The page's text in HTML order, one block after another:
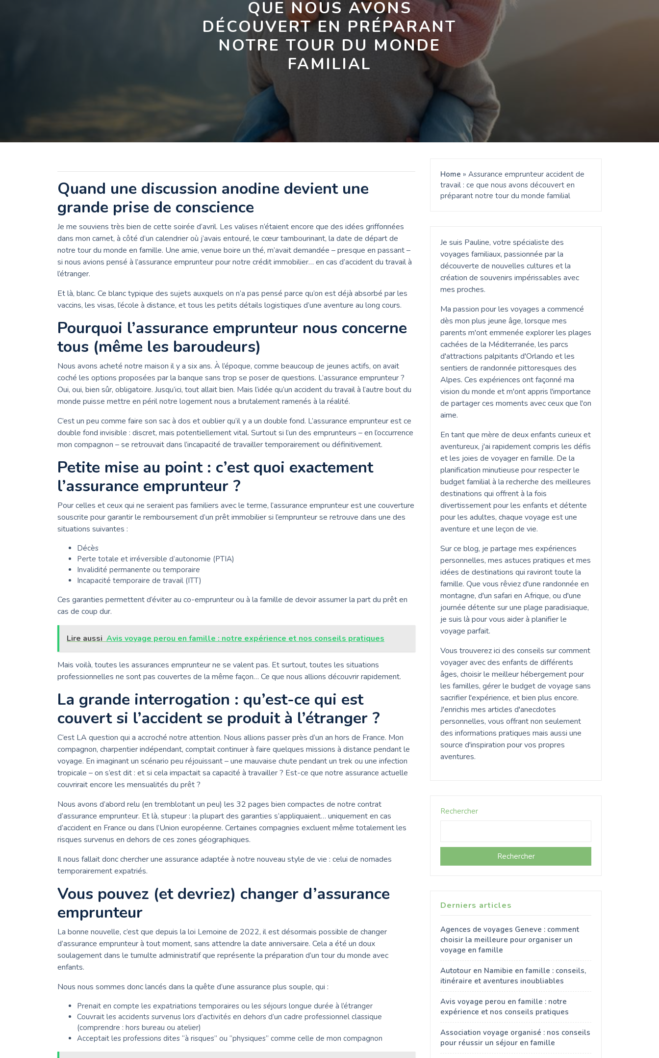
QUE NOUS AVONS
DÉCOUVERT EN PRÉPARANT
NOTRE TOUR DU MONDE
FAMILIAL
Quand une discussion anodine devient une
grande prise de conscience
Je me souviens très bien de cette soirée d’avril. Les valises n’étaient encore que des idées griffonnées
dans mon carnet, à côté d’un calendrier où j’avais entouré, le cœur tambourinant, la date de départ de
notre tour du monde en famille. Une amie, venue boire un thé, m’avait demandée – presque en passant –
si nous avions pensé à l’assurance emprunteur pour notre crédit immobilier… en cas d’accident du travail à
l’étranger.
Et là, blanc. Ce blanc typique des sujets auxquels on n’a pas pensé parce qu’on est déjà absorbé par les
vaccins, les visas, l’école à distance, et tous les petits détails logistiques d’une aventure au long cours.
Pourquoi l’assurance emprunteur nous concerne
tous (même les baroudeurs)
Nous avons acheté notre maison il y a six ans. À l’époque, comme beaucoup de jeunes actifs, on avait
coché les options proposées par la banque sans trop se poser de questions. L’assurance emprunteur ?
Oui, oui, bien sûr, obligatoire. Jusqu’ici, tout allait bien. Mais l’idée qu’un accident du travail à l’autre bout du
monde puisse mettre en péril notre logement nous a brutalement ramenés à la réalité.
C’est un peu comme faire son sac à dos et oublier qu’il y a un double fond. L’assurance emprunteur est ce
double fond invisible : discret, mais potentiellement vital. Surtout si l’un des emprunteurs – en l’occurrence
mon compagnon – se retrouvait dans l’incapacité de travailler temporairement ou définitivement.
Petite mise au point : c’est quoi exactement
l’assurance emprunteur ?
Pour celles et ceux qui ne seraient pas familiers avec le terme, l’assurance emprunteur est une couverture
souscrite pour garantir le remboursement d’un prêt immobilier si l’emprunteur se retrouve dans une des
situations suivantes :
Décès
Perte totale et irréversible d’autonomie (PTIA)
Invalidité permanente ou temporaire
Incapacité temporaire de travail (ITT)
Ces garanties permettent d’éviter au co-emprunteur ou à la famille de devoir assumer la part du prêt en
cas de coup dur.
Lire aussi Avis voyage perou en famille : notre expérience et nos conseils pratiques
Mais voilà, toutes les assurances emprunteur ne se valent pas. Et surtout, toutes les situations
professionnelles ne sont pas couvertes de la même façon… Ce que nous allions découvrir rapidement.
La grande interrogation : qu’est-ce qui est
couvert si l’accident se produit à l’étranger ?
C’est LA question qui a accroché notre attention. Nous allions passer près d’un an hors de France. Mon
compagnon, charpentier indépendant, comptait continuer à faire quelques missions à distance pendant le
voyage. En imaginant un scénario peu réjouissant – une mauvaise chute pendant un trek ou une infection
tropicale – on s’est dit : et si cela impactait sa capacité à travailler ? Est-ce que notre assurance actuelle
couvrirait encore les mensualités du prêt ?
Nous avons d’abord relu (en tremblotant un peu) les 32 pages bien compactes de notre contrat
d’assurance emprunteur. Et là, stupeur : la plupart des garanties s’appliquaient… uniquement en cas
d’accident en France ou dans l’Union européenne. Certaines compagnies excluent même totalement les
risques survenus en dehors de ces zones géographiques.
Il nous fallait donc chercher une assurance adaptée à notre nouveau style de vie : celui de nomades
temporairement expatriés.
Vous pouvez (et devriez) changer d’assurance
emprunteur
La bonne nouvelle, c’est que depuis la loi Lemoine de 2022, il est désormais possible de changer
d’assurance emprunteur à tout moment, sans attendre la date anniversaire. Cela a été un doux
soulagement dans le tumulte administratif que représente la préparation d’un tour du monde avec
enfants.
Nous nous sommes donc lancés dans la quête d’une assurance plus souple, qui :
Prenait en compte les expatriations temporaires ou les séjours longue durée à l’étranger
Couvrait les accidents survenus lors d’activités en dehors d’un cadre professionnel classique
(comprendre : hors bureau ou atelier)
Acceptait les professions dites “à risques” ou “physiques” comme celle de mon compagnon
Home » Assurance emprunteur accident de
travail : ce que nous avons découvert en
préparant notre tour du monde familial
Je suis Pauline, votre spécialiste des
voyages familiaux, passionnée par la
découverte de nouvelles cultures et la
création de souvenirs impérissables avec
mes proches.
Ma passion pour les voyages a commencé
dès mon plus jeune âge, lorsque mes
parents m'ont emmenée explorer les plages
cachées de la Méditerranée, les parcs
d'attractions palpitants d'Orlando et les
sentiers de randonnée pittoresques des
Alpes. Ces expériences ont façonné ma
vision du monde et m'ont appris l'importance
de partager ces moments avec ceux que l'on
aime.
En tant que mère de deux enfants curieux et
aventureux, j'ai rapidement compris les défis
et les joies de voyager en famille. De la
planification minutieuse pour respecter le
budget familial à la recherche des meilleures
destinations qui offrent à la fois
divertissement pour les enfants et détente
pour les adultes, chaque voyage est une
aventure et une leçon de vie.
Sur ce blog, je partage mes expériences
personnelles, mes astuces pratiques et mes
idées de destinations qui raviront toute la
famille. Que vous rêviez d'une randonnée en
montagne, d'un safari en Afrique, ou d'une
journée détente sur une plage paradisiaque,
je suis là pour vous aider à planifier le
voyage parfait.
Vous trouverez ici des conseils sur comment
voyager avec des enfants de différents
âges, choisir le meilleur hébergement pour
les familles, gérer le budget de voyage sans
sacrifier l'expérience, et bien plus encore.
J'enrichis mes articles d'anecdotes
personnelles, vous offrant non seulement
des informations pratiques mais aussi une
source d'inspiration pour vos propres
aventures.
Rechercher
Rechercher
Derniers articles
Agences de voyages Geneve : comment
choisir la meilleure pour organiser un
voyage en famille
Autotour en Namibie en famille : conseils,
itinéraire et aventures inoubliables
Avis voyage perou en famille : notre
expérience et nos conseils pratiques
Association voyage organisé : nos conseils
pour réussir un séjour en famille